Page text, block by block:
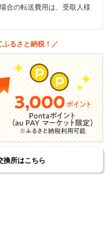
合の転送費用は、受取人様
るさと納税！／
換所はこちら